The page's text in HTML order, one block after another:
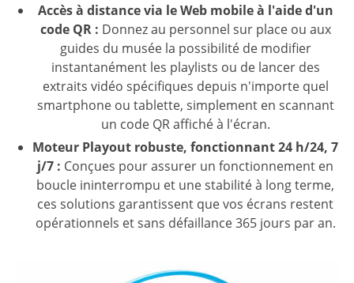
Accès à distance via le Web mobile à l'aide d'un
code QR : Donnez au personnel sur place ou aux
guides du musée la possibilité de modifier
instantanément les playlists ou de lancer des
extraits vidéo spécifiques depuis n'importe quel
smartphone ou tablette, simplement en scannant
un code QR affiché à l'écran.
Moteur Playout robuste, fonctionnant 24 h/24, 7
j/7 : Conçues pour assurer un fonctionnement en
boucle ininterrompu et une stabilité à long terme,
ces solutions garantissent que vos écrans restent
opérationnels et sans défaillance 365 jours par an.